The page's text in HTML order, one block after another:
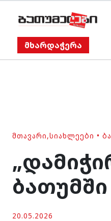
მხარდაჭერა
ᲛᲗᲐᲕᲐᲠᲘ,ᲡᲘᲐᲮᲚᲔᲔᲑᲘ •
20.05.2026